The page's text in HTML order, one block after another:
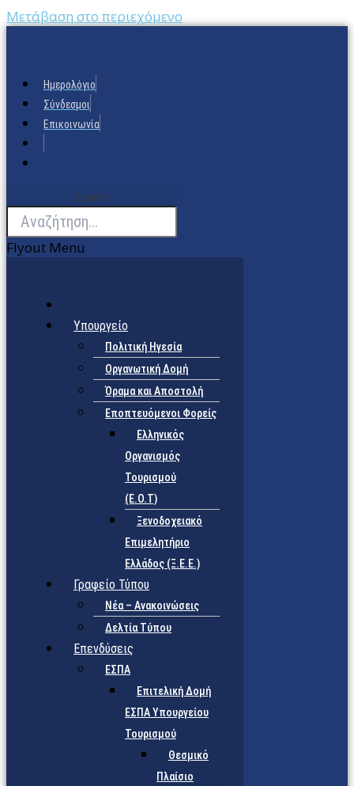
Μετάβαση στο περιεχόμενο
Ημερολόγιο
Σύνδεσμοι
Επικοινωνία
Search
Flyout Menu
Υπουργείο
Πολιτική Ηγεσία
Οργανωτική Δομή
Όραμα και Αποστολή
Εποπτευόμενοι Φορείς
Eλληνικός
Οργανισμός
Τουρισμού
(Ε.Ο.Τ)
Ξενοδοχειακό
Επιμελητήριο
Ελλάδος (Ξ.Ε.Ε.)
Γραφείο Τύπου
Νέα – Ανακοινώσεις
Δελτία Τύπου
Επενδύσεις
ΕΣΠΑ
Επιτελική Δομή
ΕΣΠΑ Υπουργείου
Τουρισμού
Θεσμικό
Πλαίσιο